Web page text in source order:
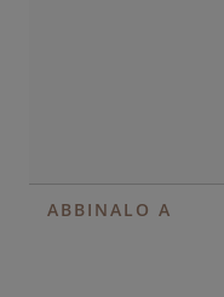
ABBINALO A